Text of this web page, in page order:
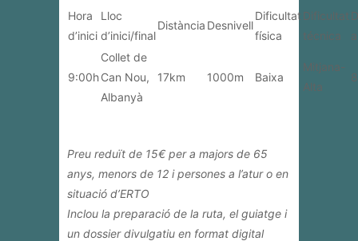
Hora
d’inici
Lloc
d’inici/final
Distància Desnivell
Dificultat
física
Dificultat
técnica
9:00h
Collet de
Can Nou,
Albanyà
17km 1000m Baixa
Mitjana-
Alta
Preu reduït de 15€ per a majors de 65
anys, menors de 12 i persones a l’atur o en
situació d’ERTO
Inclou la preparació de la ruta, el guiatge i
un dossier divulgatiu en format digital